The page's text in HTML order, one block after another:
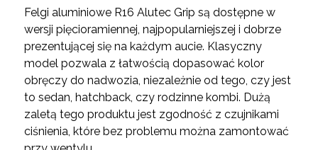
Felgi aluminiowe R16 Alutec Grip są dostępne w
wersji pięcioramiennej, najpopularniejszej i dobrze
prezentującej się na każdym aucie. Klasyczny
model pozwala z łatwością dopasować kolor
obręczy do nadwozia, niezależnie od tego, czy jest
to sedan, hatchback, czy rodzinne kombi. Dużą
zaletą tego produktu jest zgodność z czujnikami
ciśnienia, które bez problemu można zamontować